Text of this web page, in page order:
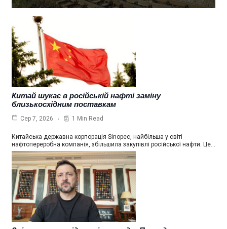
Китай шукає в російській нафті заміну
близькосхідним поставкам
Сер 7, 2026 1 Min Read
Китайська державна корпорація Sinopec, найбільша у світі
нафтопереробна компанія, збільшила закупівлі російської нафти. Це…